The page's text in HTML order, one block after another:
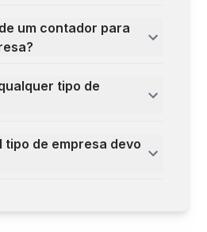
um contador para
tipo de
tipo de empresa devo